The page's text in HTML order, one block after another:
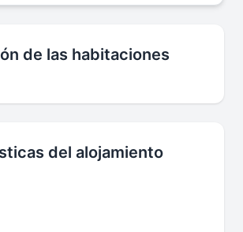
de las habitaciones
del alojamiento